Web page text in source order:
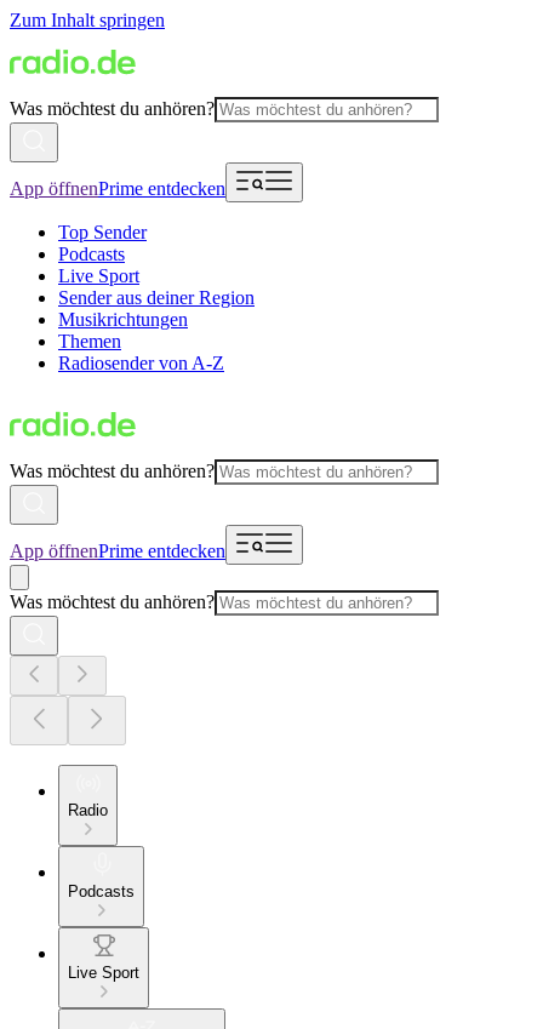
Zum Inhalt springen
Was möchtest du anhören?
App öffnenPrime entdecken
Top Sender
Podcasts
Live Sport
Sender aus deiner Region
Musikrichtungen
Themen
Radiosender von A-Z
Was möchtest du anhören?
App öffnenPrime entdecken
Was möchtest du anhören?
Radio
Podcasts
Live Sport